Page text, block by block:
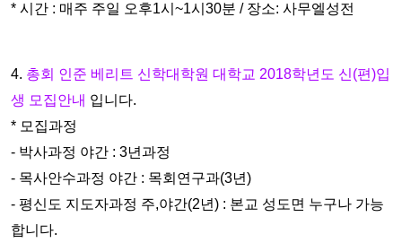
* 시간 : 매주 주일 오후1시~1시30분 / 장소: 사무엘성전
4. 총회 인준 베리트 신학대학원 대학교 2018학년도 신(편)입
생 모집안내 입니다.
* 모집과정
- 박사과정 야간 : 3년과정
- 목사안수과정 야간 : 목회연구과(3년)
- 평신도 지도자과정 주,야간(2년) : 본교 성도면 누구나 가능
합니다.